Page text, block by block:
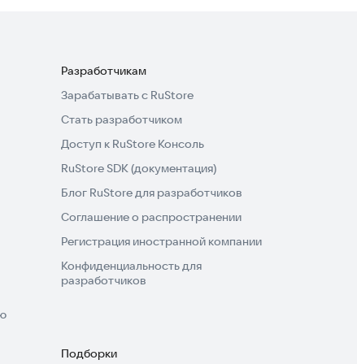
Разработчикам
Зарабатывать с RuStore
Стать разработчиком
Доступ к RuStore Консоль
RuStore SDK (документация)
Блог RuStore для разработчиков
Соглашение о распространении
Регистрация иностранной компании
Конфиденциальность для
разработчиков
Подборки